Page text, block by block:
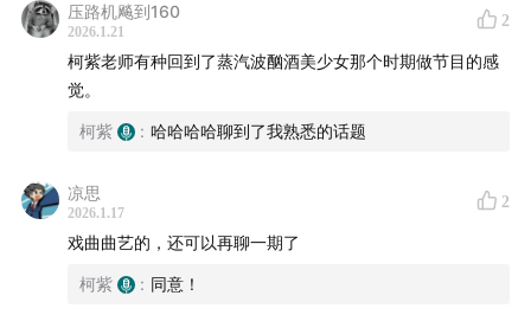
压路机飚到160
2026.1.21
2
柯紫老师有种回到了蒸汽波酗酒美少女那个时期做节目的感
觉。
柯紫 : 哈哈哈哈聊到了我熟悉的话题
凉思
2026.1.17
2
戏曲曲艺的，还可以再聊一期了
柯紫 : 同意！